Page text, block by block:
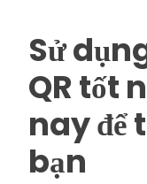
Sử
QR tốt
nay để
bạn